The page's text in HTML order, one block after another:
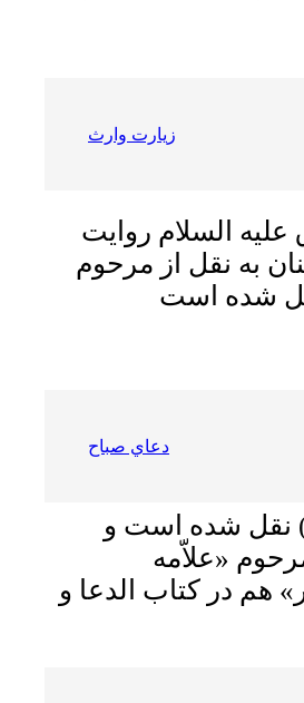
زيارت وارث
السلام روايت
به نقل از مرحوم
دعاي صباح
نقل شده است و
«علاّمه
هم در کتاب الدعا و